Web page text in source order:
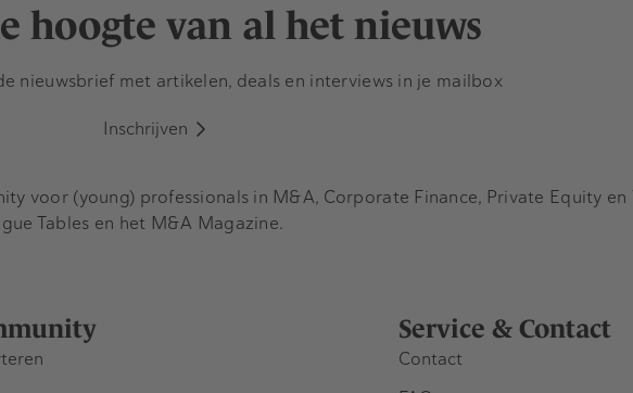
hoogte van al het nieuws
nieuwsbrief met artikelen, deals en interviews in je mailbox
Inschrijven
Service & Contact
Contact
voor (young) professionals in M&A, Corporate Finance, Private Equity en
Tables en het M&A Magazine.